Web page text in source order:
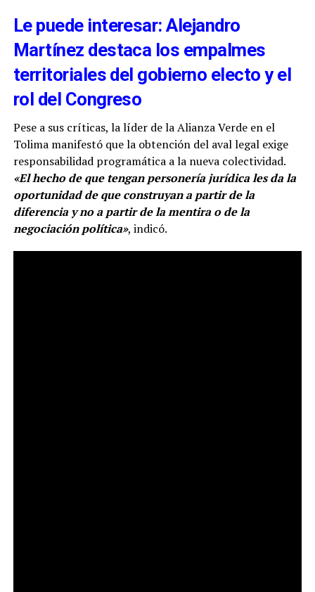
Le puede interesar: Alejandro
Martínez destaca los empalmes
territoriales del gobierno electo y el
rol del Congreso
Pese a sus críticas, la líder de la Alianza Verde en el
Tolima manifestó que la obtención del aval legal exige
responsabilidad programática a la nueva colectividad.
«El hecho de que tengan personería jurídica les da la
oportunidad de que construyan a partir de la
diferencia y no a partir de la mentira o de la
negociación política», indicó.